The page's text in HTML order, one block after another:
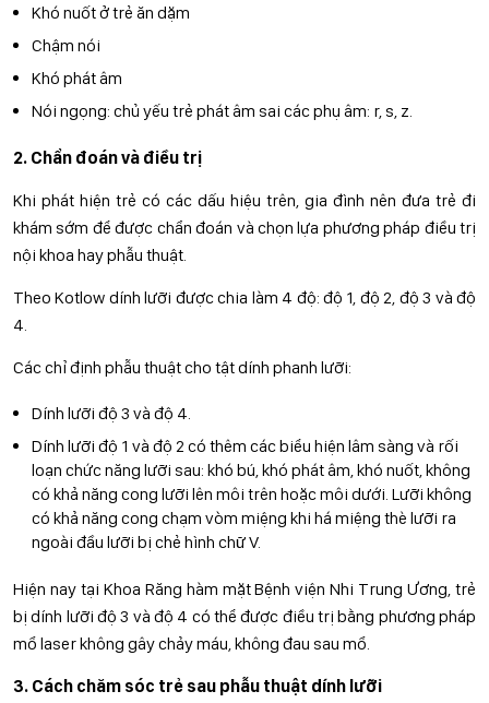
Khó nuốt ở trẻ ăn dặm
Chậm nói
Khó phát âm
Nói ngọng: chủ yếu trẻ phát âm sai các phụ âm: r, s, z.
2. Chẩn đoán và điều trị
Khi phát hiện trẻ có các dấu hiệu trên, gia đình nên đưa trẻ đi
khám sớm để được chẩn đoán và chọn lựa phương pháp điều trị
nội khoa hay phẫu thuật.
Theo Kotlow dính lưỡi được chia làm 4 độ: độ 1, độ 2, độ 3 và độ
4.
Các chỉ định phẫu thuật cho tật dính phanh lưỡi:
Dính lưỡi độ 3 và độ 4.
Dính lưỡi độ 1 và độ 2 có thêm các biểu hiện lâm sàng và rối
loạn chức năng lưỡi sau: khó bú, khó phát âm, khó nuốt, không
có khả năng cong lưỡi lên môi trên hoặc môi dưới. Lưỡi không
có khả năng cong chạm vòm miệng khi há miệng thè lưỡi ra
ngoài đầu lưỡi bị chẻ hình chữ V.
Hiện nay tại Khoa Răng hàm mặt Bệnh viện Nhi Trung Ương, trẻ
bị dính lưỡi độ 3 và độ 4 có thể được điều trị bằng phương pháp
mổ laser không gây chảy máu, không đau sau mổ.
3. Cách chăm sóc trẻ sau phẫu thuật dính lưỡi